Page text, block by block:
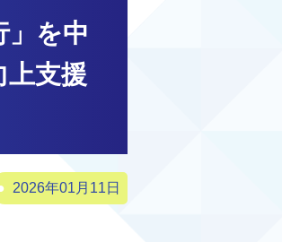
」を中
支援
2026年01月11日